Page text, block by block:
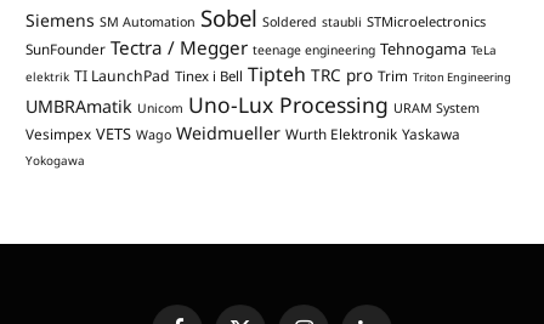
Siemens SM Automation Sobel Soldered staubli STMicroelectronics
SunFounder Tectra / Megger teenage engineering Tehnogama TeLa
elektrik TI LaunchPad Tinex i Bell Tipteh TRC pro Trim Triton Engineering
UMBRAmatik Unicom Uno-Lux Processing URAM System
Vesimpex VETS Wago Weidmueller Wurth Elektronik Yaskawa
Yokogawa